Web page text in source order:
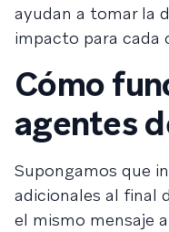
ayudan a tomar la
impacto para cada
Cómo
agentes
Supongamos que
adicionales al final
el mismo mensaje